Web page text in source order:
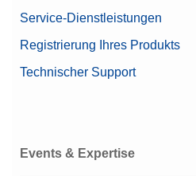
Service-Dienstleistungen
Registrierung Ihres Produkts
Technischer Support
Events & Expertise